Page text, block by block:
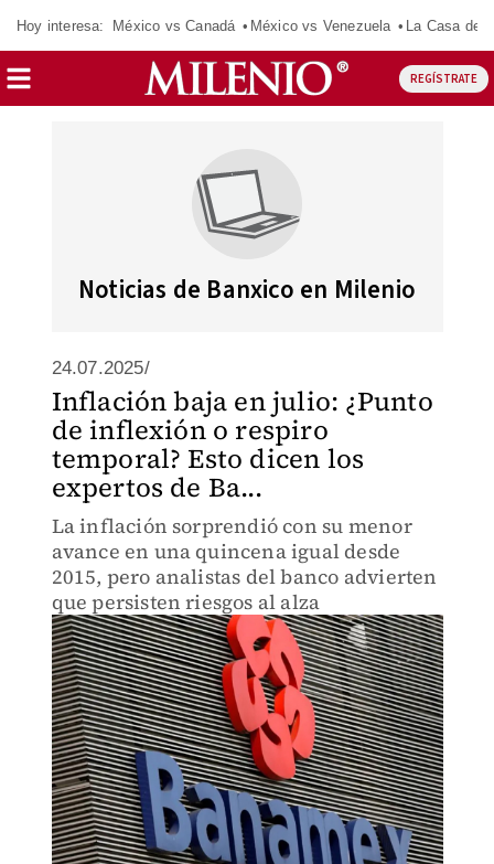
Hoy interesa: México vs Canadá México vs Venezuela La Casa de
REGÍSTRATE
Noticias de Banxico en Milenio
24.07.2025/
Inflación baja en julio: ¿Punto
de inflexión o respiro
temporal? Esto dicen los
expertos de Ba...
La inflación sorprendió con su menor
avance en una quincena igual desde
2015, pero analistas del banco advierten
que persisten riesgos al alza